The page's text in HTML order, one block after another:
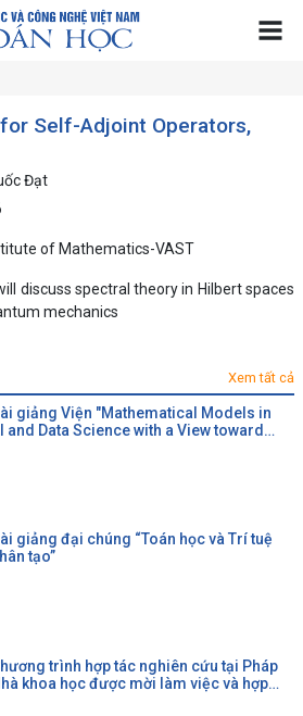
Self-Adjoint Operators,
Đạt
of Mathematics-VAST
discuss spectral theory in Hilbert spaces
mechanics
Xem tất cả
giảng Viện "Mathematical Models in
and Data Science with a View toward
giảng đại chúng “Toán học và Trí tuệ
tạo”
trình hợp tác nghiên cứu tại Pháp
khoa học được mời làm việc và hợp